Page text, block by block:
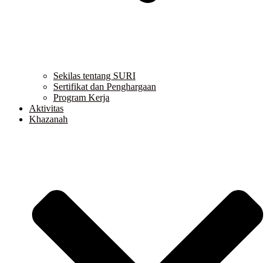
Sekilas tentang SURI
Sertifikat dan Penghargaan
Program Kerja
Aktivitas
Khazanah